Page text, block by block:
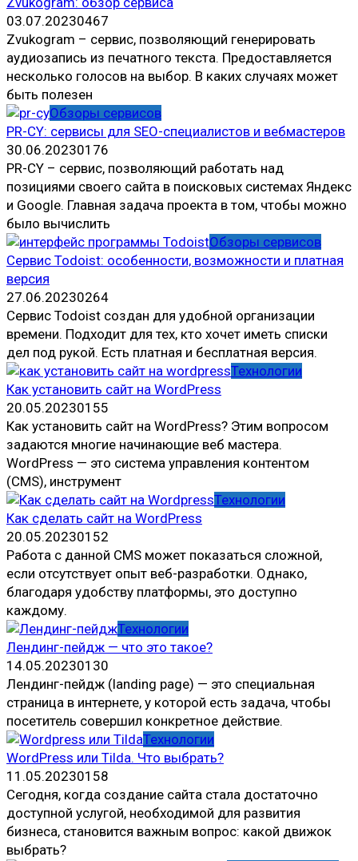
03.07.20230467
Zvukogram – сервис, позволяющий генерировать
аудиозапись из печатного текста. Предоставляется
несколько голосов на выбор. В каких случаях может
быть полезен
Обзоры сервисов
PR-CY: сервисы для SEO-специалистов и вебмастеров
30.06.20230176
PR-CY – сервис, позволяющий работать над
позициями своего сайта в поисковых системах Яндекс
и Google. Главная задача проекта в том, чтобы можно
было вычислить
Обзоры сервисов
Сервис Todoist: особенности, возможности и платная
версия
27.06.20230264
Сервис Todoist создан для удобной организации
времени. Подходит для тех, кто хочет иметь списки
дел под рукой. Есть платная и бесплатная версия.
Технологии
Как установить сайт на WordPress
20.05.20230155
Как установить сайт на WordPress? Этим вопросом
задаются многие начинающие веб мастера.
WordPress — это система управления контентом
(CMS), инструмент
Технологии
Как сделать сайт на WordPress
20.05.20230152
Работа с данной CMS может показаться сложной,
если отсутствует опыт веб-разработки. Однако,
благодаря удобству платформы, это доступно
каждому.
Технологии
Лендинг-пейдж — что это такое?
14.05.20230130
Лендинг-пейдж (landing page) — это специальная
страница в интернете, у которой есть задача, чтобы
посетитель совершил конкретное действие.
Технологии
WordPress или Tilda. Что выбрать?
11.05.20230158
Сегодня, когда создание сайта стала достаточно
доступной услугой, необходимой для развития
бизнеса, становится важным вопрос: какой движок
выбрать?